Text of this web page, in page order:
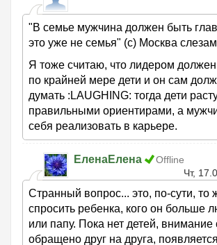
"В семье мужчина должен быть
это уже не семья" (с) Москва
Я тоже считаю, что лидером
по крайней мере дети и он сам
думать :LAUGHING: тогда дети
правильными ориентирами, а
себя реализовать в карьере.
ЕленаЕлена
Offline
Чт,
Странный вопрос... это, по-сути, то
спросить ребенка, кого он больше
или папу. Пока нет детей, внимание
обращено друг на друга,